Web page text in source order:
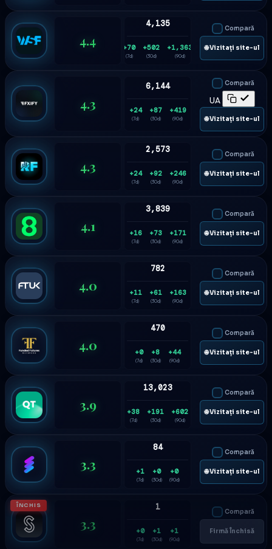
4.4
4,135
+70
(7d)
+502
(30d)
+1,363
(90d)
Compară
🌐 Vizitați site-ul
4.3
6,144
+24
(7d)
+87
(30d)
+419
(90d)
Compară
UA
🌐 Vizitați site-ul
4.3
2,573
+24
(7d)
+92
(30d)
+246
(90d)
Compară
🌐 Vizitați site-ul
4.1
3,839
+16
(7d)
+73
(30d)
+171
(90d)
Compară
🌐 Vizitați site-ul
4.0
782
+11
(7d)
+61
(30d)
+163
(90d)
Compară
🌐 Vizitați site-ul
4.0
470
+0
(7d)
+8
(30d)
+44
(90d)
Compară
🌐 Vizitați site-ul
3.9
13,023
+38
(7d)
+191
(30d)
+602
(90d)
Compară
🌐 Vizitați site-ul
3.3
84
+1
(7d)
+0
(30d)
+0
(90d)
Compară
🌐 Vizitați site-ul
ÎNCHIS
3.3
1
+0
(7d)
+1
(30d)
+1
(90d)
Compară
Firmă Închisă